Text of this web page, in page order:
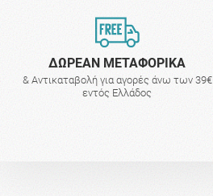
ΔΩΡΕΑΝ ΜΕΤΑΦΟΡΙΚΑ
& Αντικαταβολή για αγορές άνω των 39€
εντός Ελλάδος